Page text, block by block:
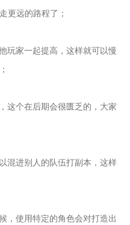
更远的路程了；
玩家一起提高，这样就可以慢
这个在后期会很匮乏的，大家
混进别人的队伍打副本，这样
，使用特定的角色会对打造出